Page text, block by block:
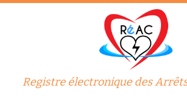
Registre électronique des